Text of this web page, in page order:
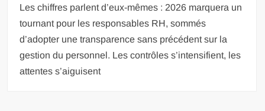
Les chiffres parlent d’eux-mêmes : 2026 marquera un
tournant pour les responsables RH, sommés
d’adopter une transparence sans précédent sur la
gestion du personnel. Les contrôles s’intensifient, les
attentes s’aiguisent